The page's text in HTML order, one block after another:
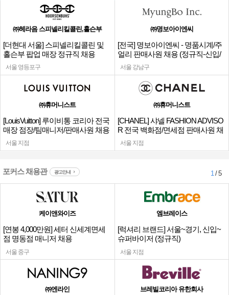
㈜헤라음 스피넬리킬콜린,홀슨부
[더현대 서울] 스피넬리킬콜린 및
홀슨부 팝업 매장 정규직 채용
서울 영등포구
㈜명보아이엔씨
[전국] 명보아이엔씨 - 명품시계/주
얼리 판매사원 채용 (정규직-신입/
경력)
서울 강남구
㈜휴머니스트
[LouisVuitton] 루이비통 코리아 전국
매장 점장/팀매니저/판매사원 채용
서울 지점
㈜휴머니스트
[CHANEL] 샤넬 FASHION ADVISO
R 전국 백화점/면세점 판매사원 채
용
서울 지점
포커스 채용관 광고안내 1/ 5
케이앤와이즈
[연봉 4,000만원] 세터 신세계면세
점 명동점 매니저 채용
서울 중구
엠브레이스
[럭셔리 브랜드] 서울~경기, 신입~
슈퍼바이저 (정규직)
서울 지점
㈜엔라인 브레빌코리아 유한회사